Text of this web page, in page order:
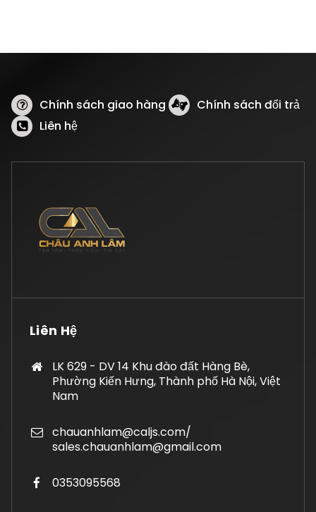
Chính sách giao hàng
Chính sách đổi trả
Liên hệ
Liên Hệ
LK 629 - DV 14 Khu đào đất Hàng Bè,
Phường Kiến Hưng, Thành phố Hà Nội, Việt
Nam
chauanhlam@caljs.com/
sales.chauanhlam@gmail.com
0353095568